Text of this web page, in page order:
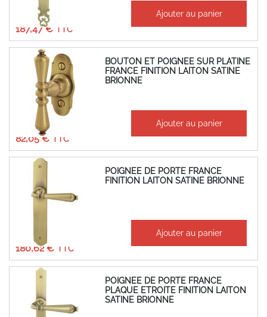
À partir de
187,47 €
156,22 € Ajouter au panier
BOUTON ET POIGNEE SUR PLATINE
FRANCE FINITION LAITON SATINE
BRIONNE
À partir de
82,05 €
68,37 € Ajouter au panier
POIGNEE DE PORTE FRANCE
FINITION LAITON SATINE BRIONNE
180,62 €
150,52 € Ajouter au panier
POIGNEE DE PORTE FRANCE
PLAQUE ETROITE FINITION LAITON
SATINE BRIONNE